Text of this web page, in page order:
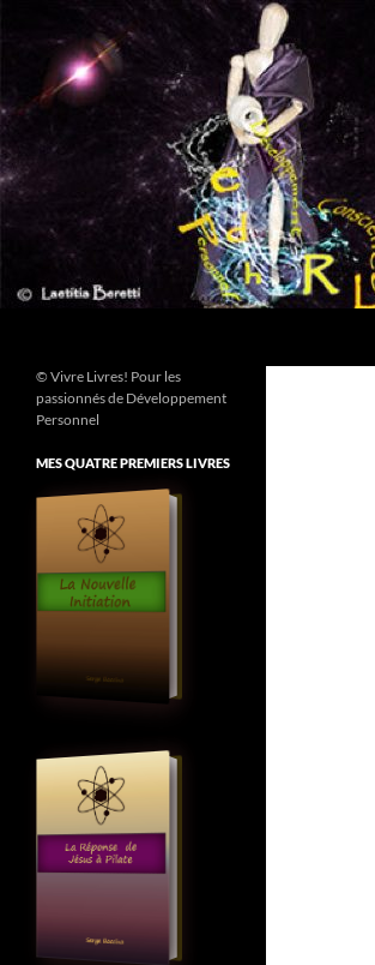
contenu
© Vivre Livres! Pour les
passionnés de Développement
Personnel
MES QUATRE PREMIERS LIVRES